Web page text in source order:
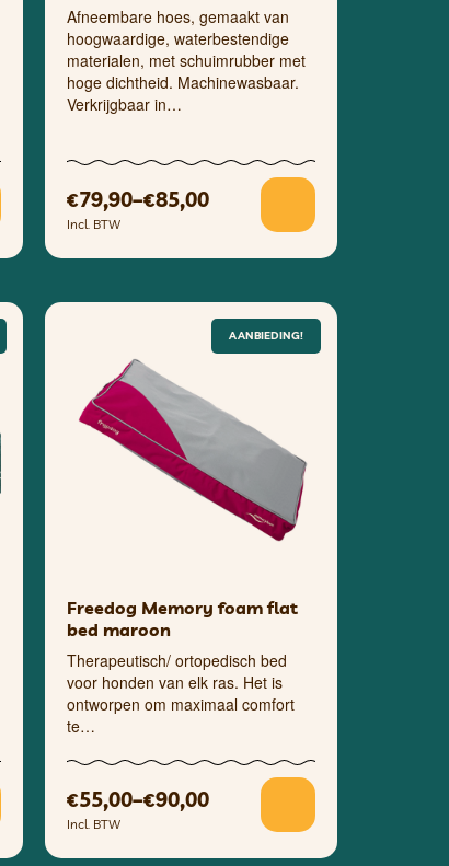
Afneembare hoes, gemaakt van
hoogwaardige, waterbestendige
materialen, met schuimrubber met
hoge dichtheid. Machinewasbaar.
Verkrijgbaar in…
€79,90–€85,00
Incl. BTW
AANBIEDING!
Freedog Memory foam flat
bed maroon
Therapeutisch/ ortopedisch bed
voor honden van elk ras. Het is
ontworpen om maximaal comfort
te…
€55,00–€90,00
Incl. BTW